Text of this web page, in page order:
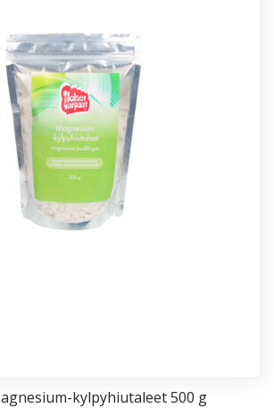
kyl­py­hiu­ta­leet 500 g